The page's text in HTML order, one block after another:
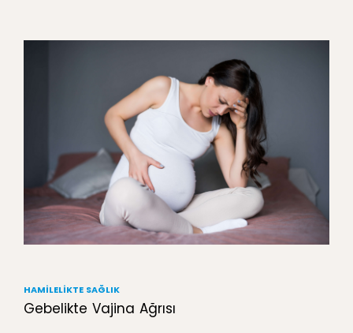
HAMILELIKTE SAĞLIK
Gebelikte Vajina Ağrısı